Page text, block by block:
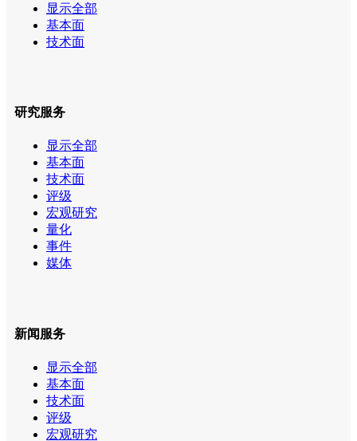
显示全部
基本面
技术面
研究服务
显示全部
基本面
技术面
评级
宏观研究
量化
事件
媒体
新闻服务
显示全部
基本面
技术面
评级
宏观研究